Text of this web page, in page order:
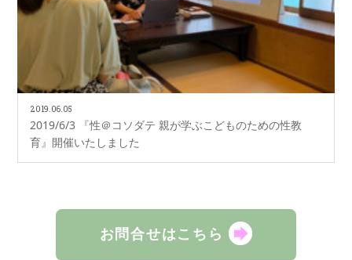
2019.06.05
2019/6/3 『性＠コソダテ 親が学ぶこどものための性教
育』開催いたしました
お問合せはこちら